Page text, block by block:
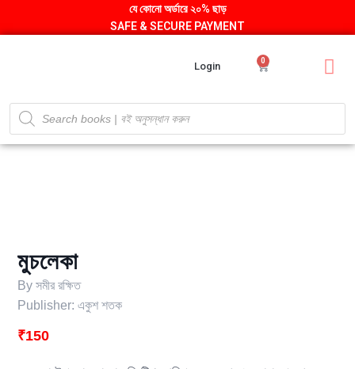
যে কোনো অর্ডারে ২০% ছাড়
SAFE & SECURE PAYMENT
Login 0
মুচলেকা
Byসমীর রক্ষিত
Publisher:একুশ শতক
₹150